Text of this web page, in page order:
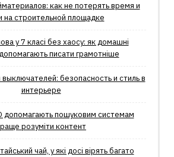
как не потерять время и
на строительной площадке
у 7 класі без хаосу: як домашні
писати грамотніше
безопасность и стиль в
интерьере
допомагають пошуковим системам
розуміти контент
чай, у які досі вірять багато